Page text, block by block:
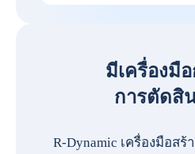
มีเครื่องมื
การตัดสิ
R-Dynamic เครื่องมือส